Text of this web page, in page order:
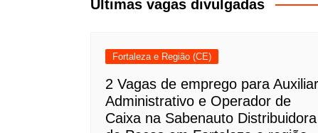
Últimas vagas divulgadas
Fortaleza e Região (CE)
2 Vagas de emprego para Auxiliar
Administrativo e Operador de
Caixa na Sabenauto Distribuidora